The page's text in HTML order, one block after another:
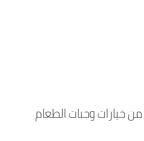
من خيارات وجبات الطعام